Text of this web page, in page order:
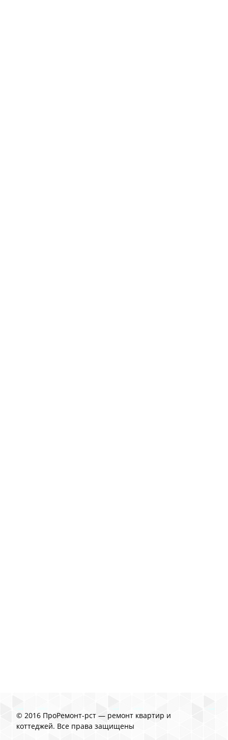
© 2016 ПроРемонт-рст — ремонт квартир и
коттеджей. Все права защищены